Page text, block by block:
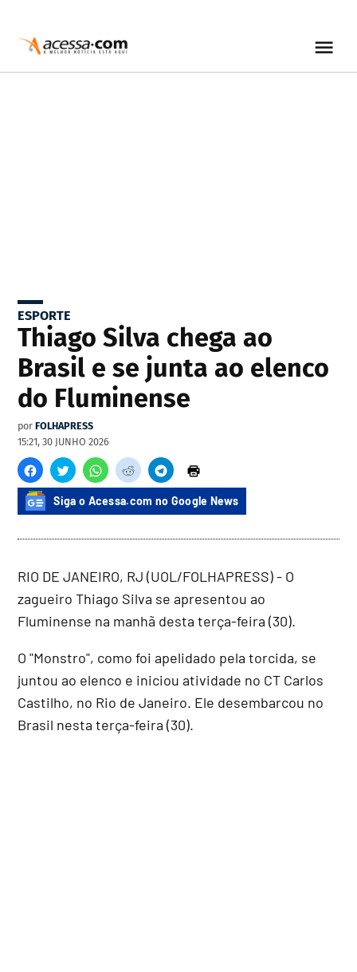
ESPORTE
Thiago Silva chega ao
Brasil e se junta ao elenco
do Fluminense
por FOLHAPRESS
15:21, 30 JUNHO 2026
Siga o Acessa.com no Google News
RIO DE JANEIRO, RJ (UOL/FOLHAPRESS) - O
zagueiro Thiago Silva se apresentou ao
Fluminense na manhã desta terça-feira (30).
O "Monstro", como foi apelidado pela torcida, se
juntou ao elenco e iniciou atividade no CT Carlos
Castilho, no Rio de Janeiro. Ele desembarcou no
Brasil nesta terça-feira (30).